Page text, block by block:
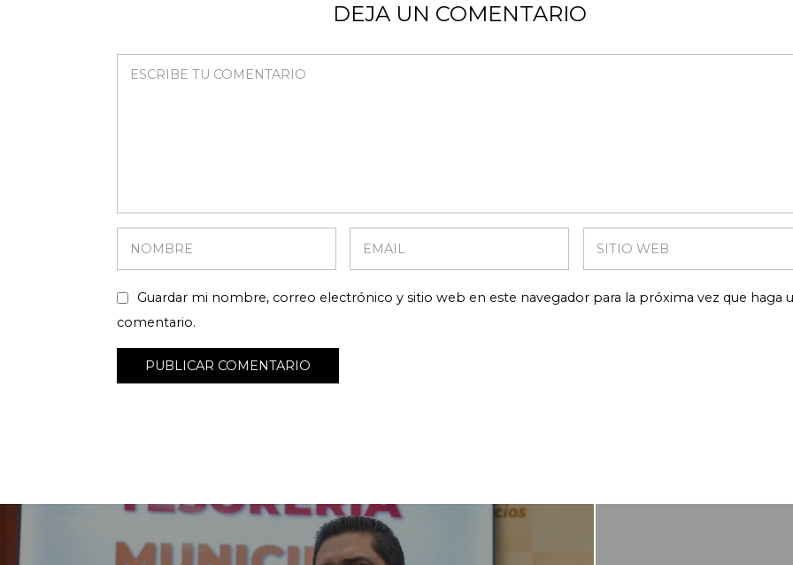
DEJA UN COMENTARIO
Guardar mi nombre, correo electrónico y sitio web en este navegador para la próxima vez que haga
comentario.